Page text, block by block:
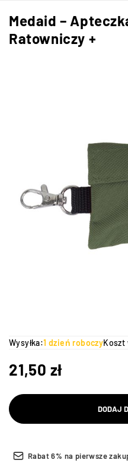
Medaid –
Ratowniczy +
Wysyłka:1 dzień roboczyKoszt
21,50 zł
DODAJ
Rabat 6% na pierwsze